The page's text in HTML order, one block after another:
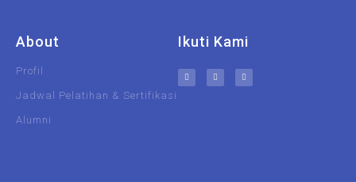
About
Profil
Jadwal Pelatihan & Sertifikasi
Alumni
Ikuti Kami